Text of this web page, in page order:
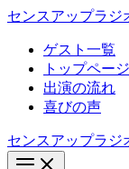
内
センスアップラジ
ゲスト一覧
トップページ
出演の流れ
喜びの声
センスアップラジ